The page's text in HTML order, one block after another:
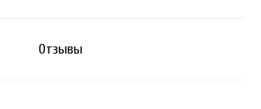
Отзывы